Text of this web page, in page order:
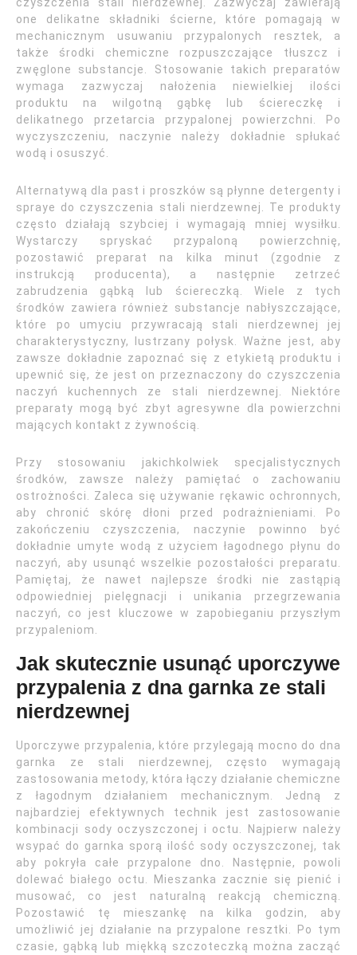
one delikatne składniki ścierne, które pomagają w
mechanicznym usuwaniu przypalonych resztek, a
także środki chemiczne rozpuszczające tłuszcz i
zwęglone substancje. Stosowanie takich preparatów
wymaga zazwyczaj nałożenia niewielkiej ilości
produktu na wilgotną gąbkę lub ściereczkę i
delikatnego przetarcia przypalonej powierzchni. Po
wyczyszczeniu, naczynie należy dokładnie spłukać
wodą i osuszyć.
Alternatywą dla past i proszków są płynne detergenty i
spraye do czyszczenia stali nierdzewnej. Te produkty
często działają szybciej i wymagają mniej wysiłku.
Wystarczy spryskać przypaloną powierzchnię,
pozostawić preparat na kilka minut (zgodnie z
instrukcją producenta), a następnie zetrzeć
zabrudzenia gąbką lub ściereczką. Wiele z tych
środków zawiera również substancje nabłyszczające,
które po umyciu przywracają stali nierdzewnej jej
charakterystyczny, lustrzany połysk. Ważne jest, aby
zawsze dokładnie zapoznać się z etykietą produktu i
upewnić się, że jest on przeznaczony do czyszczenia
naczyń kuchennych ze stali nierdzewnej. Niektóre
preparaty mogą być zbyt agresywne dla powierzchni
mających kontakt z żywnością.
Przy stosowaniu jakichkolwiek specjalistycznych
środków, zawsze należy pamiętać o zachowaniu
ostrożności. Zaleca się używanie rękawic ochronnych,
aby chronić skórę dłoni przed podrażnieniami. Po
zakończeniu czyszczenia, naczynie powinno być
dokładnie umyte wodą z użyciem łagodnego płynu do
naczyń, aby usunąć wszelkie pozostałości preparatu.
Pamiętaj, że nawet najlepsze środki nie zastąpią
odpowiedniej pielęgnacji i unikania przegrzewania
naczyń, co jest kluczowe w zapobieganiu przyszłym
przypaleniom.
Jak skutecznie usunąć uporczywe
przypalenia z dna garnka ze stali
nierdzewnej
Uporczywe przypalenia, które przylegają mocno do dna
garnka ze stali nierdzewnej, często wymagają
zastosowania metody, która łączy działanie chemiczne
z łagodnym działaniem mechanicznym. Jedną z
najbardziej efektywnych technik jest zastosowanie
kombinacji sody oczyszczonej i octu. Najpierw należy
wsypać do garnka sporą ilość sody oczyszczonej, tak
aby pokryła całe przypalone dno. Następnie, powoli
dolewać białego octu. Mieszanka zacznie się pienić i
musować, co jest naturalną reakcją chemiczną.
Pozostawić tę mieszankę na kilka godzin, aby
umożliwić jej działanie na przypalone resztki. Po tym
czasie, gąbką lub miękką szczoteczką można zacząć